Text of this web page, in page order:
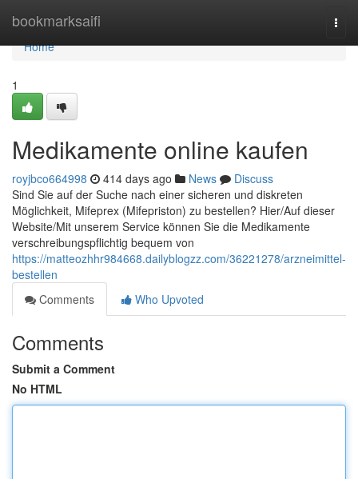
bookmarksaifi
Home
Home
1
Medikamente online kaufen
royjbco664998 414 days ago News
Discuss
Sind Sie auf der Suche nach einer sicheren und diskreten
Möglichkeit, Mifeprex (Mifepriston) zu bestellen? Hier/Auf dieser
Website/Mit unserem Service können Sie die Medikamente
verschreibungspflichtig bequem von
https://matteozhhr984668.dailyblogzz.com/36221278/arzneimittel-
bestellen
Comments
Who Upvoted
Comments
Submit a Comment
No HTML